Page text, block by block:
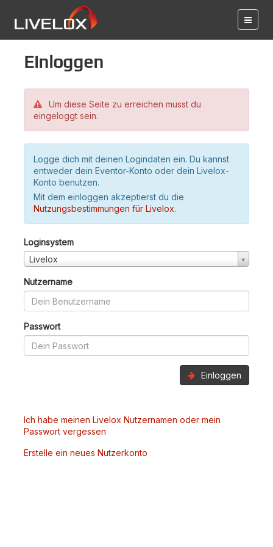
Einloggen
Um diese Seite zu erreichen musst du
eingeloggt sein.
Logge dich mit deinen Logindaten ein. Du kannst
entweder dein Eventor-Konto oder dein Livelox-
Konto benutzen.
Mit dem einloggen akzeptierst du die
Nutzungsbestimmungen für Livelox.
Loginsystem
Livelox
Nutzername
Passwort
Einloggen
Ich habe meinen Livelox Nutzernamen oder mein
Passwort vergessen
Erstelle ein neues Nutzerkonto